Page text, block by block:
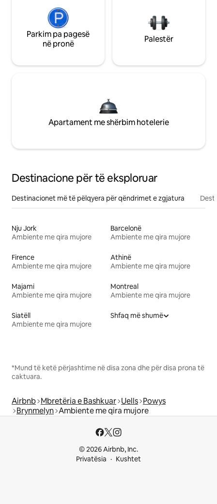
Parkim pa pagesë
në pronë
Palestër
Apartament me shërbim hotelerie
Destinacione për të eksploruar
Destinacionet më të pëlqyera për qëndrimet e zgjatura
Nju Jork
Ambiente me qira mujore
Barcelonë
Ambiente me qira mujore
Firence
Ambiente me qira mujore
Athinë
Ambiente me qira mujore
Majami
Ambiente me qira mujore
Montreal
Ambiente me qira mujore
Siatëll
Ambiente me qira mujore
Shfaq më shumë
*Mund të ketë përjashtime në disa zona dhe për disa prona të
caktuara.
Airbnb Mbretëria e Bashkuar Uells Powys
Brynmelyn Ambiente me qira mujore
© 2026 Airbnb, Inc.
Privatësia
Kushtet